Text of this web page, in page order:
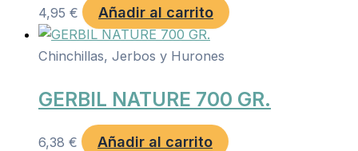
4,95 € Añadir al carrito
Chinchillas, Jerbos y Hurones
GERBIL NATURE 700 GR.
6,38 € Añadir al carrito